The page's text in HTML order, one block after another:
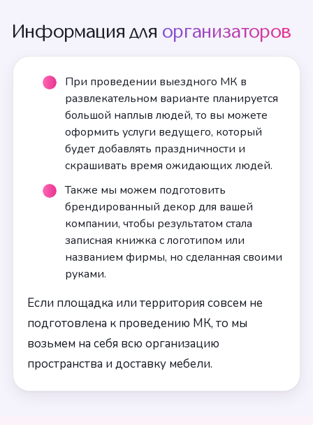
Информация для организаторов
При проведении выездного МК в
развлекательном варианте планируется
большой наплыв людей, то вы можете
оформить услуги ведущего, который
будет добавлять праздничности и
скрашивать время ожидающих людей.
Также мы можем подготовить
брендированный декор для вашей
компании, чтобы результатом стала
записная книжка с логотипом или
названием фирмы, но сделанная своими
руками.
Если площадка или территория совсем не
подготовлена к проведению МК, то мы
возьмем на себя всю организацию
пространства и доставку мебели.